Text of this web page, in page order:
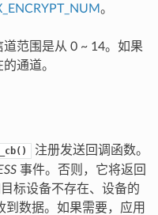
。
范围是从 0 ~ 14。如果
通道。
注册发送回调函数。
事件。否则，它将返回
标设备不存在、设备的
数据。如果需要，应用